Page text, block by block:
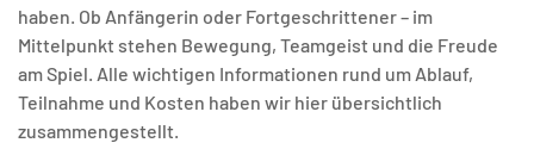
haben. Ob Anfängerin oder Fortgeschrittener – im
Mittelpunkt stehen Bewegung, Teamgeist und die Freude
am Spiel. Alle wichtigen Informationen rund um Ablauf,
Teilnahme und Kosten haben wir hier übersichtlich
zusammengestellt.